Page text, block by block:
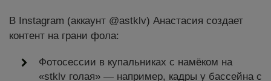
В Instagram (аккаунт @astklv) Анастасия создает
контент на грани фола:
Фотосессии в купальниках с намёком на
«stklv голая» — например, кадры у бассейна с